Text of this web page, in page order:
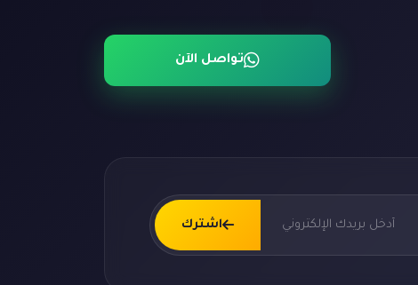
تواصل الآن
اشترك